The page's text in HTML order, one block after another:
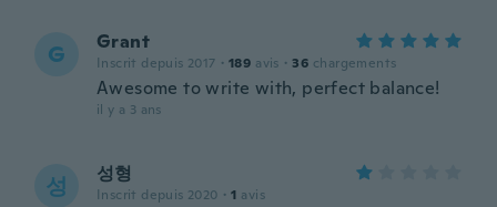
G Grant
Inscrit depuis 2017 · 189 avis · 36 chargements
Awesome to write with, perfect balance!
il y a 3 ans
성 성형
Inscrit depuis 2020 · 1 avis